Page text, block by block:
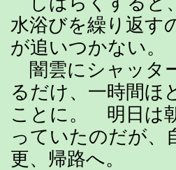
水浴びを繰り返す
が追いつかない。
闇雲にシャッタ
るだけ、一時間ほ
ことに。 明日は
っていたのだが、
更、帰路へ。